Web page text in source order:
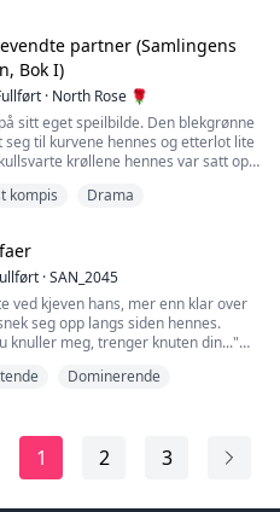
nå, ok?"
stønnet han og la en hånd på låret
partner (Samlingens
Bok I)
· North Rose 🌹
sitt eget speilbilde. Den blekgrønne
seg til kurvene hennes og etterlot lite
krøllene hennes var satt opp
av de ulveflokkene i hele Nord-
var fulle av spenning.
kompis Drama
·SAN_2045
ved kjeven hans, mer enn klar over
seg opp langs siden hennes.
knuller meg, trenger knuten din..."
på fikk omegaen til å banke overalt.
men jeg lot dem ikke." Hun klynket,
Dominerende
1 2 3